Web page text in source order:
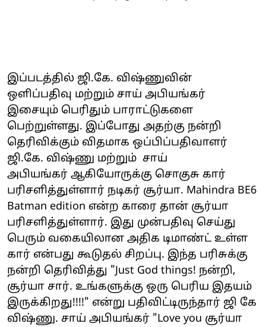
இப்படத்தில் ஜி.கே. விஷ்ணுவின்
ஒளிப்பதிவு மற்றும் சாய் அபியங்கர்
இசையும் பெரிதும் பாராட்டுகளை
பெற்றுள்ளது. இப்போது அதற்கு நன்றி
தெரிவிக்கும் விதமாக ஒப்பிப்பதிவாளர்
ஜி.கே. விஷ்ணு மற்றும் சாய்
அபியங்கர் ஆகியோருக்கு சொகுசு கார்
பரிசளித்துள்ளார் நடிகர் சூர்யா. Mahindra BE6
Batman edition என்ற காரை தான் சூர்யா
பரிசளித்துள்ளார். இது முன்பதிவு செய்து
பெரும் வகையிலான அதிக டிமாண்ட் உள்ள
கார் என்பது கூடுதல் சிறப்பு. இந்த பரிசுக்கு
நன்றி தெரிவித்து "Just God things! நன்றி,
சூர்யா சார். உங்களுக்கு ஒரு பெரிய இதயம்
இருக்கிறது!!!!" என்று பதிவிட்டிருந்தார் ஜி கே
விஷ்ணு. சாய் அபியங்கர் "Love you சூர்யா